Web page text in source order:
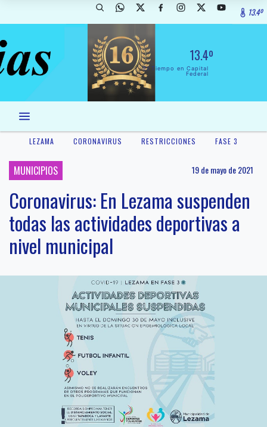
13.4º
13.4º
El Tiempo en Capital
Federal
LEZAMA CORONAVIRUS RESTRICCIONES FASE 3
MUNICIPIOS 19 de mayo de 2021
Coronavirus: En Lezama suspenden
todas las actividades deportivas a
nivel municipal